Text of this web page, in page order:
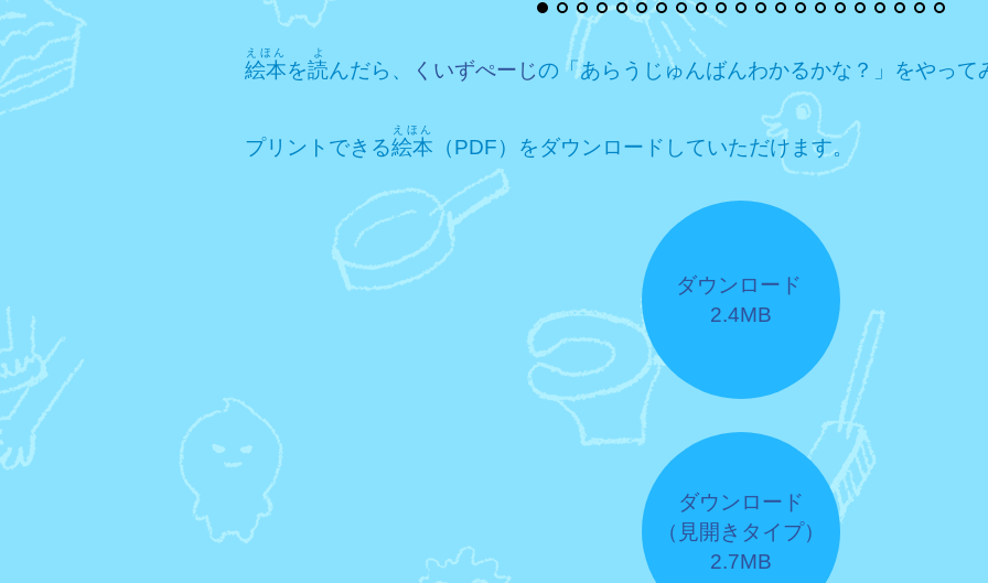
絵本
えほん
を読
よ
んだら、 くいずぺーじの「あらうじゅんばんわかるかな？」をやって
プリントできる絵本
えほん
（PDF）をダウンロードしていただけます。
ダウンロード
2.4MB
ダウンロード
（見開きタイプ）
2.7MB